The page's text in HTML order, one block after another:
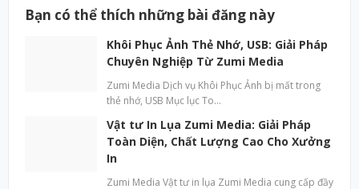
Bạn có thể thích những bài đăng này
Khôi Phục Ảnh Thẻ Nhớ, USB: Giải Pháp
Chuyên Nghiệp Từ Zumi Media
Zumi Media Dịch vụ Khôi Phục Ảnh bị mất trong
thẻ nhớ, USB Mục lục To…
Vật tư In Lụa Zumi Media: Giải Pháp
Toàn Diện, Chất Lượng Cao Cho Xưởng
In
Zumi Media Vật tư in lụa Zumi Media cung cấp đầy